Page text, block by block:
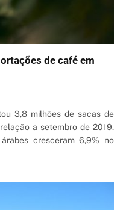
de café em
3,8 milhões de sacas de
a setembro de 2019.
cresceram 6,9% no